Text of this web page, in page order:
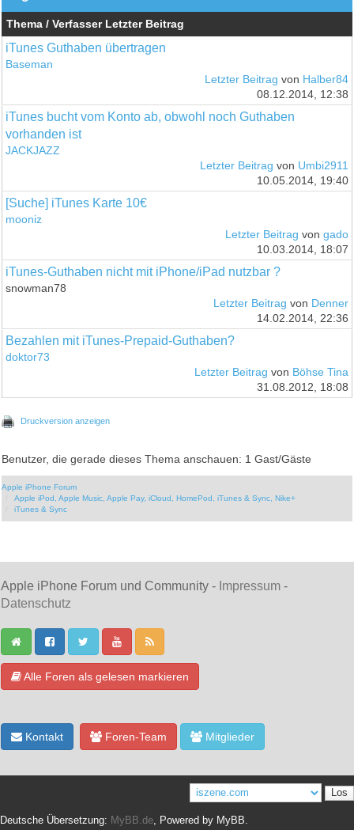
Thema / Verfasser Letzter Beitrag
iTunes Guthaben übertragen
Baseman
Letzter Beitrag von Halber84
08.12.2014, 12:38
iTunes bucht vom Konto ab, obwohl noch Guthaben
vorhanden ist
JACKJAZZ
Letzter Beitrag von Umbi2911
10.05.2014, 19:40
[Suche] iTunes Karte 10€
mooniz
Letzter Beitrag von gado
10.03.2014, 18:07
iTunes-Guthaben nicht mit iPhone/iPad nutzbar ?
snowman78
Letzter Beitrag von Denner
14.02.2014, 22:36
Bezahlen mit iTunes-Prepaid-Guthaben?
doktor73
Letzter Beitrag von Böhse Tina
31.08.2012, 18:08
Druckversion anzeigen
Benutzer, die gerade dieses Thema anschauen: 1 Gast/Gäste
Apple iPhone Forum
Apple iPod, Apple Music, Apple Pay, iCloud, HomePod, iTunes & Sync, Nike+
iTunes & Sync
Apple iPhone Forum und Community - Impressum -
Datenschutz
Alle Foren als gelesen markieren
Kontakt Foren-Team Mitglieder
Deutsche Übersetzung: MyBB.de, Powered by MyBB.